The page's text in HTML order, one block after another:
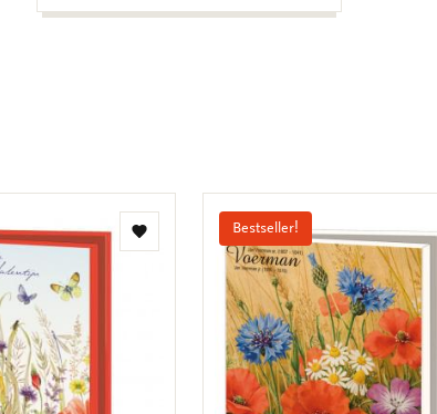
Toevoegen
Bestseller!